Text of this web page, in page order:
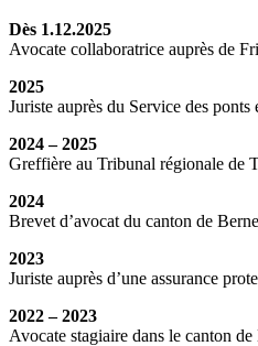
Dès 1.12.2025
Avocate collaboratrice auprès de
2025
Juriste auprès du Service des
2024 – 2025
Greffière au Tribunal régionale de
2024
Brevet d’avocat du canton de Berne
2023
Juriste auprès d’une assurance
2022 – 2023
Avocate stagiaire dans le canton de